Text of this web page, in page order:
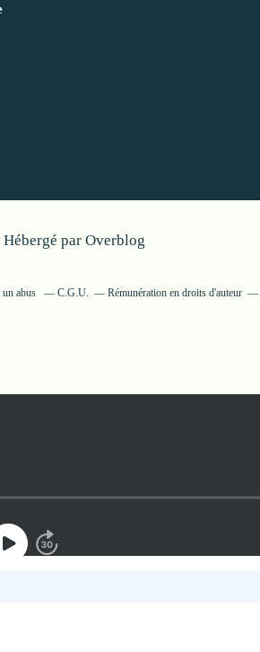
par Overblog
abus C.G.U. Rémunération en droits d'auteur